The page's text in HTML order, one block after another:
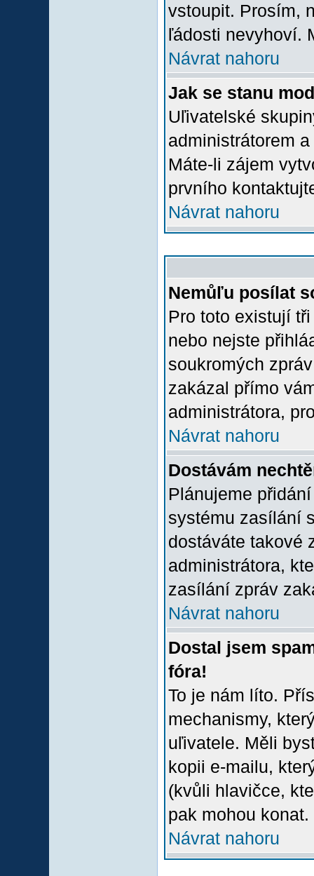
vstoupit. Prosím,
ľádosti nevyhoví.
Návrat nahoru
Jak se stanu
Uľivatelské
administrátorem
Máte-li zájem
prvního
Návrat nahoru
Nemůľu posílat
Pro toto existují
nebo nejste
soukromých
zakázal přímo
administrátora,
Návrat nahoru
Dostávám
Plánujeme
systému zasílání
dostáváte takové
administrátora,
zasílání zpráv
Návrat nahoru
Dostal jsem
fóra!
To je nám líto.
mechanismy,
uľivatele. Měli
kopii e-mailu,
(kvůli hlavičce,
pak mohou konat.
Návrat nahoru